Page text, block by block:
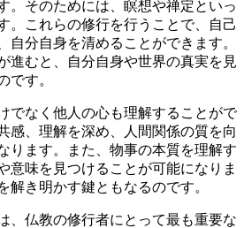
。そのためには、瞑想や禅定といっ
。これらの修行を行うことで、自己
自分自身を清めることができます。
進むと、自分自身や世界の真実を見
です。
でなく他人の心も理解することがで
感、理解を深め、人間関係の質を向
ります。また、物事の本質を理解す
意味を見つけることが可能になりま
解き明かす鍵ともなるのです。
、仏教の修行者にとって最も重要な